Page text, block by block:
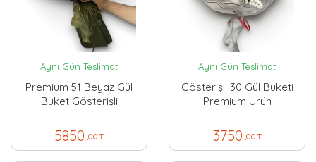
Aynı Gün Teslimat
Premium 51 Beyaz Gül
Buket Gösterişli
5850 ,00 TL
Aynı Gün Teslimat
Gösterişli 30 Gül Buketi
Premium Ürün
3750 ,00 TL